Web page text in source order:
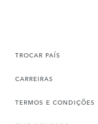
TROCAR PAÍS
CARREIRAS
TERMOS E CONDIÇÕES